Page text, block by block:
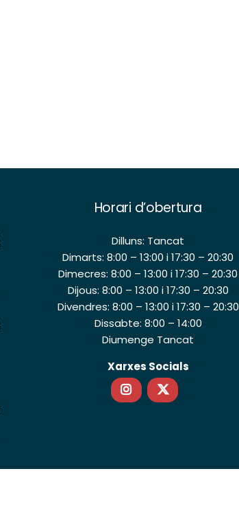
Horari d’obertura
Dilluns: Tancat
Dimarts: 8:00 – 13:00 i 17:30 – 20:30
Dimecres: 8:00 – 13:00 i 17:30 – 20:30
Dijous: 8:00 – 13:00 i 17:30 – 20:30
Divendres: 8:00 – 13:00 i 17:30 – 20:30
Dissabte: 8:00 – 14:00
Diumenge Tancat
Xarxes Socials